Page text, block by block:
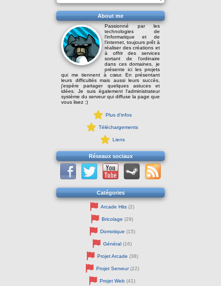
About me
Passionné par les
technologies de
l'informatique et de
l'internet, toujours prêt à
réaliser des créations et
à offrir des services
sortant de l'ordinaire
dans ces domaines, je
présente ici les projets
qui me tiennent à cœur. En présentant
leurs difficultés mais aussi leurs succès,
j'espère partager quelques astuces et
idées. Je suis également l'administrateur
système du serveur qui diffuse la page que
vous lisez :)
Plus d'infos
Téléchargements
Liens
Réseaux sociaux
Catégories
Arcade Hits (2)
Bricolage (29)
Domotique (15)
Général (16)
Projet Arcade (38)
Projet Serveur(22)
Projet Web (41)